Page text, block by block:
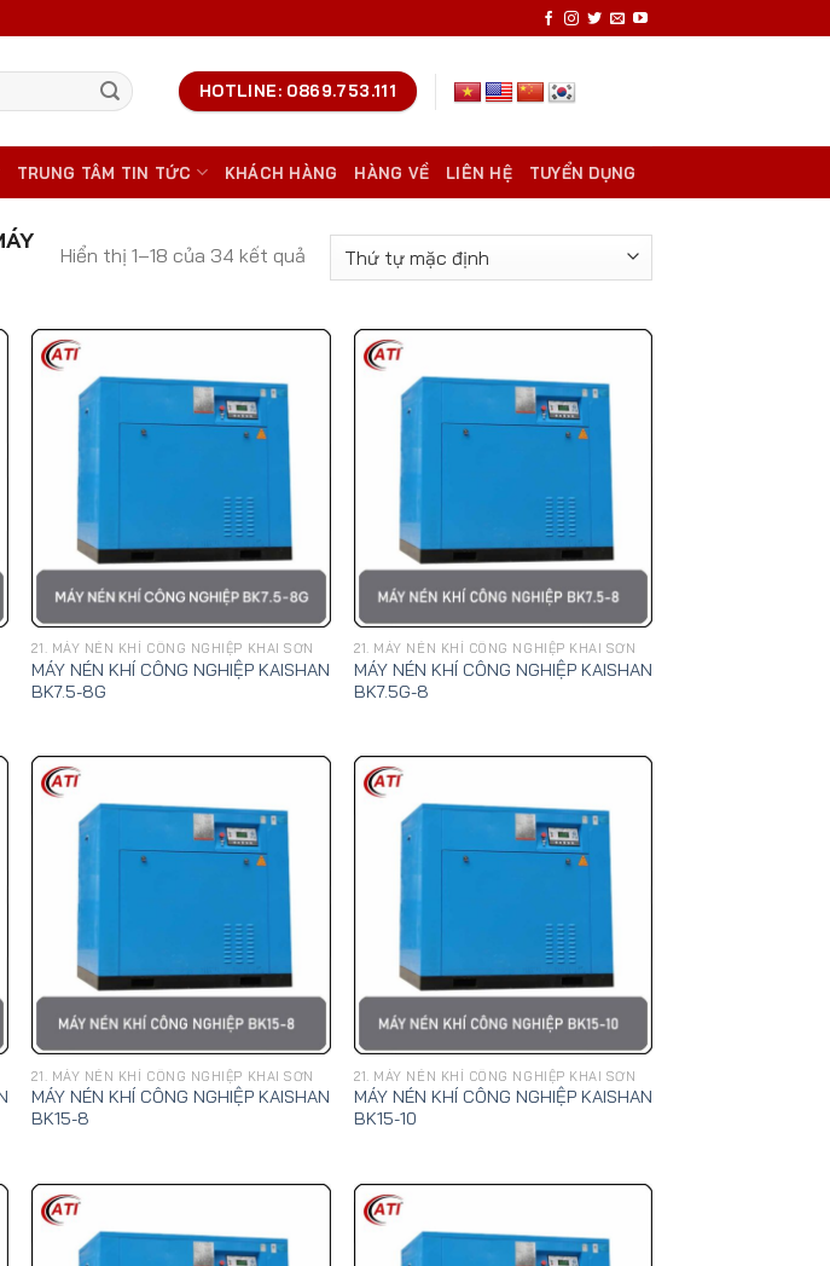
HOTLINE: 0869.753.111
TRUNG TÂM TIN TỨC KHÁCH HÀNG HÀNG VỀ LIÊN HỆ TUYỂN DỤNG
Hiển thị 1–18 của 34 kết quả
21. MÁY NÉN KHÍ CÔNG NGHIỆP KHAI SƠN
MÁY NÉN KHÍ CÔNG NGHIỆP KAISHAN
BK7.5-8G
21. MÁY NÉN KHÍ CÔNG NGHIỆP KHAI SƠN
MÁY NÉN KHÍ CÔNG NGHIỆP KAISHAN
BK7.5G-8
21. MÁY NÉN KHÍ CÔNG NGHIỆP KHAI SƠN
MÁY NÉN KHÍ CÔNG NGHIỆP KAISHAN
BK15-8
21. MÁY NÉN KHÍ CÔNG NGHIỆP KHAI SƠN
MÁY NÉN KHÍ CÔNG NGHIỆP KAISHAN
BK15-10